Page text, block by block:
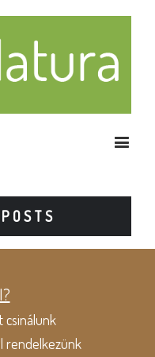
csinálunk
rendelkezünk